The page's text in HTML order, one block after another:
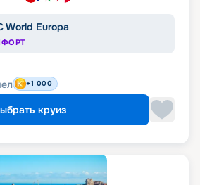
World Europa
+1 000
круиз